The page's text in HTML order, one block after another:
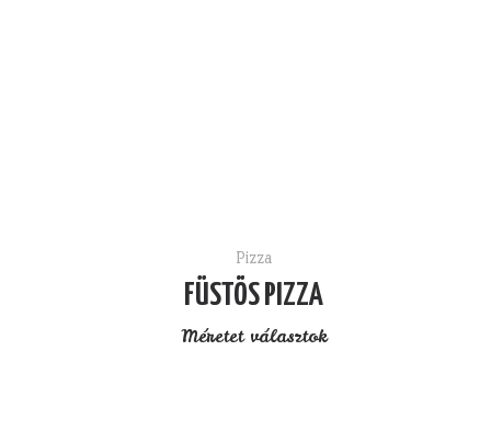
Pizza
FÜSTÖS PIZZA
Méretet választok